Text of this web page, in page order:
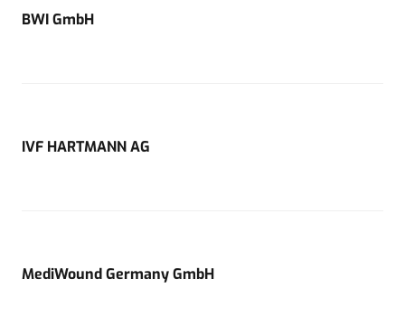
BWI GmbH
IVF HARTMANN AG
MediWound Germany GmbH